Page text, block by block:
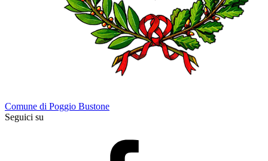
Comune di Poggio Bustone
Seguici su